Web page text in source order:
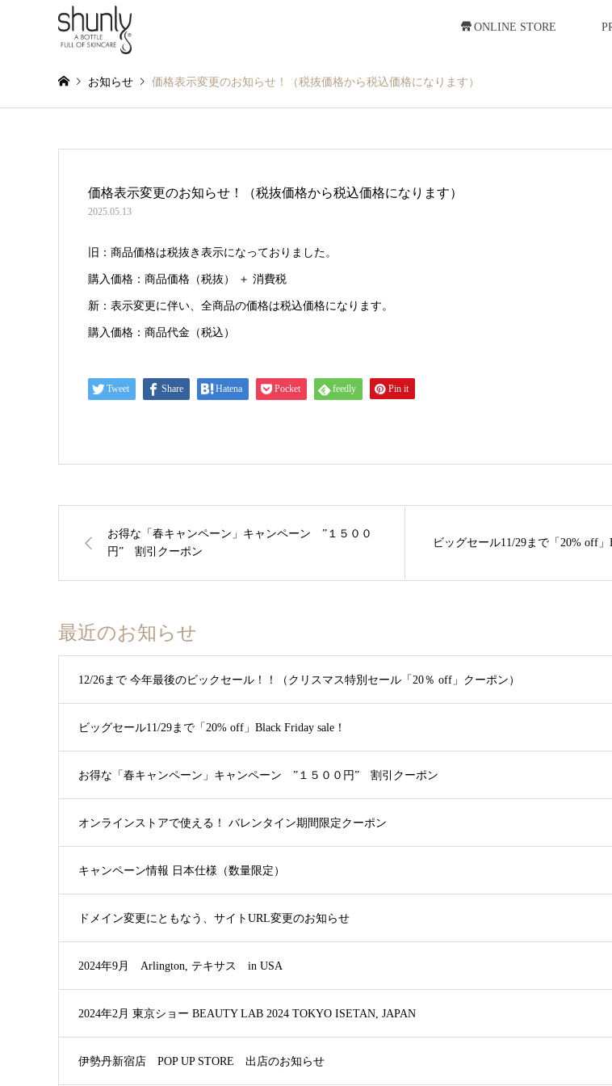
ONLINE STORE
お知らせ 価格表示変更のお知らせ！（税抜価格から税込価格になります）
価格表示変更のお知らせ！（税抜価格から税込価格になります）
2025.05.13
旧：商品価格は税抜き表示になっておりました。
購入価格：商品価格（税抜） ＋ 消費税
新：表示変更に伴い、全商品の価格は税込価格になります。
購入価格：商品代金（税込）
Tweet Share Hatena Pocket feedly Pin it
お得な「春キャンペーン」キャンペーン ”１５００
円” 割引クーポン
ビッグセール11/29まで「20% off」
最近のお知らせ
12/26まで 今年最後のビックセール！！（クリスマス特別セール「20％ off」クーポン）
ビッグセール11/29まで「20% off」Black Friday sale！
お得な「春キャンペーン」キャンペーン ”１５００円” 割引クーポン
オンラインストアで使える！ バレンタイン期間限定クーポン
キャンペーン情報 日本仕様（数量限定）
ドメイン変更にともなう、サイトURL変更のお知らせ
2024年9月 Arlington, テキサス in USA
2024年2月 東京ショー BEAUTY LAB 2024 TOKYO ISETAN, JAPAN
伊勢丹新宿店 POP UP STORE 出店のお知らせ